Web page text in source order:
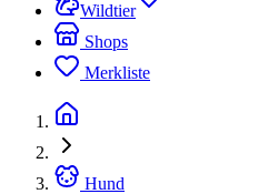
Wildtier
Shops
Merkliste
Hund